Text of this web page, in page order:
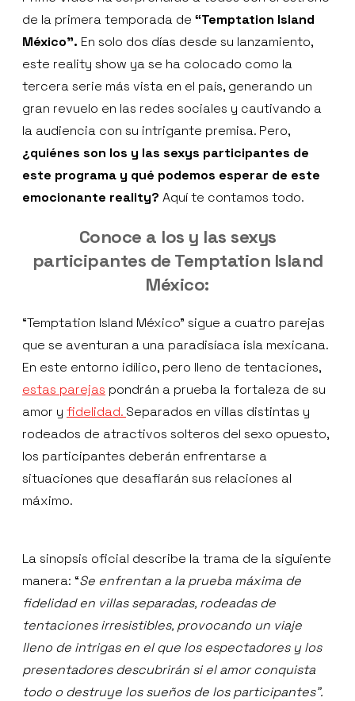
de la primera temporada de “Temptation Island
México”. En solo dos días desde su lanzamiento,
este reality show ya se ha colocado como la
tercera serie más vista en el país, generando un
gran revuelo en las redes sociales y cautivando a
la audiencia con su intrigante premisa. Pero,
¿quiénes son los y las sexys participantes de
este programa y qué podemos esperar de este
emocionante reality? Aquí te contamos todo.
Conoce a los y las sexys
participantes de Temptation Island
México:
“Temptation Island México” sigue a cuatro parejas
que se aventuran a una paradisíaca isla mexicana.
En este entorno idílico, pero lleno de tentaciones,
estas parejas pondrán a prueba la fortaleza de su
amor y fidelidad. Separados en villas distintas y
rodeados de atractivos solteros del sexo opuesto,
los participantes deberán enfrentarse a
situaciones que desafiarán sus relaciones al
máximo.
La sinopsis oficial describe la trama de la siguiente
manera: “Se enfrentan a la prueba máxima de
fidelidad en villas separadas, rodeadas de
tentaciones irresistibles, provocando un viaje
lleno de intrigas en el que los espectadores y los
presentadores descubrirán si el amor conquista
todo o destruye los sueños de los participantes”.